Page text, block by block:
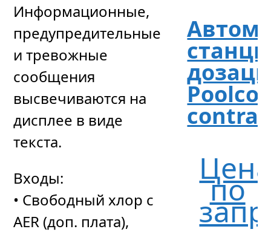
Информационные,
предупредительные
и тревожные
сообщения
высвечиваются на
дисплее в виде
текста.
Входы:
• Свободный хлор с
AER (доп. плата),
по